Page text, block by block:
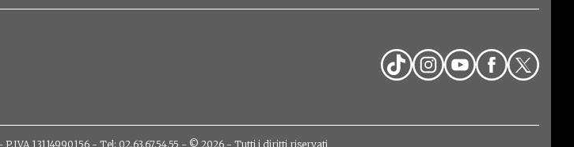
13114990156 - Tel: 02.63.67.54.55 - © 2026 - Tutti i diritti riservati